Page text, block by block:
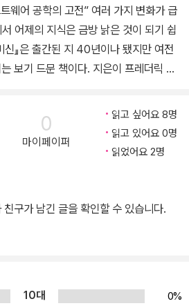
자이기도 하다.
고전” 여러 가지 변화가 급
어제의 지식은 금방 낡은 것이 되기 쉽
신』은 출간된 지 40년이나 됐지만 여전
책이다. 지은이 프레더릭 브
경험과 그 일에서 비롯된 깨달음을 녹여
해 있는 개발자들과 관리자들에게 통찰을
본질적으로 왜 어려운지, 소프트웨어
)이 실제로 얼마나 중요한지, 사람을 많
행이 더뎌지는 이유는 무엇인지, 업계
왜 여전히 만능 도구를 기대할 수 없는
히는 문제에 대한 단서와 해답의 실마
익숙한 독자들뿐 아니라 이 책을 처음
생각과 조언을 덧붙였다. 이 20주년 기념
0
마이페이퍼
읽고 싶어요 8명
읽고 있어요 0명
읽었어요 2명
구가 남긴 글을 확인할 수 있습니다.
10대
0%